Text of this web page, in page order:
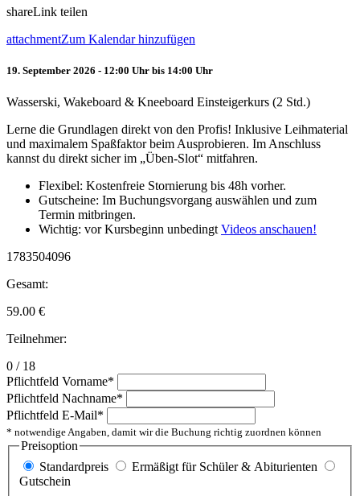
shareLink teilen
attachmentZum Kalendar hinzufügen
19. September 2026 - 12:00 Uhr bis 14:00 Uhr
Wasserski, Wakeboard & Kneeboard Einsteigerkurs (2 Std.)
Lerne die Grundlagen direkt von den Profis! Inklusive Leihmaterial
und maximalem Spaßfaktor beim Ausprobieren. Im Anschluss
kannst du direkt sicher im „Üben-Slot“ mitfahren.
Flexibel: Kostenfreie Stornierung bis 48h vorher.
Gutscheine: Im Buchungsvorgang auswählen und zum
Termin mitbringen.
Wichtig: vor Kursbeginn unbedingt Videos anschauen!
1783504096
Gesamt:
59.00 €
Teilnehmer:
0 / 18
Pflichtfeld Vorname*
Pflichtfeld Nachname*
Pflichtfeld E-Mail*
* notwendige Angaben, damit wir die Buchung richtig zuordnen können
Preisoption
Standardpreis
Ermäßigt für Schüler & Abiturienten
Gutschein